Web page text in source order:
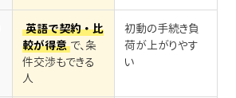
英語で契約・比
較が得意 で、条
件交渉もできる
人
初動の手続き負
荷が上がりやす
い